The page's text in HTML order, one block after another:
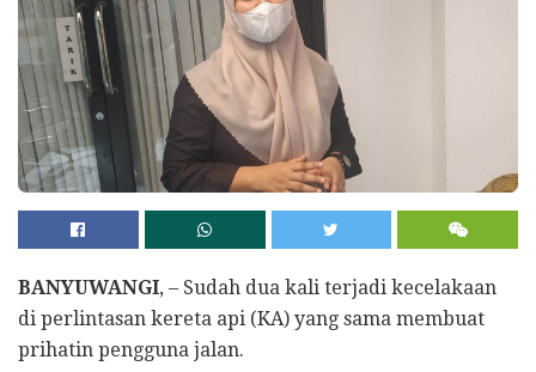
BANYUWANGI, – Sudah dua kali terjadi kecelakaan
di perlintasan kereta api (KA) yang sama membuat
prihatin pengguna jalan.